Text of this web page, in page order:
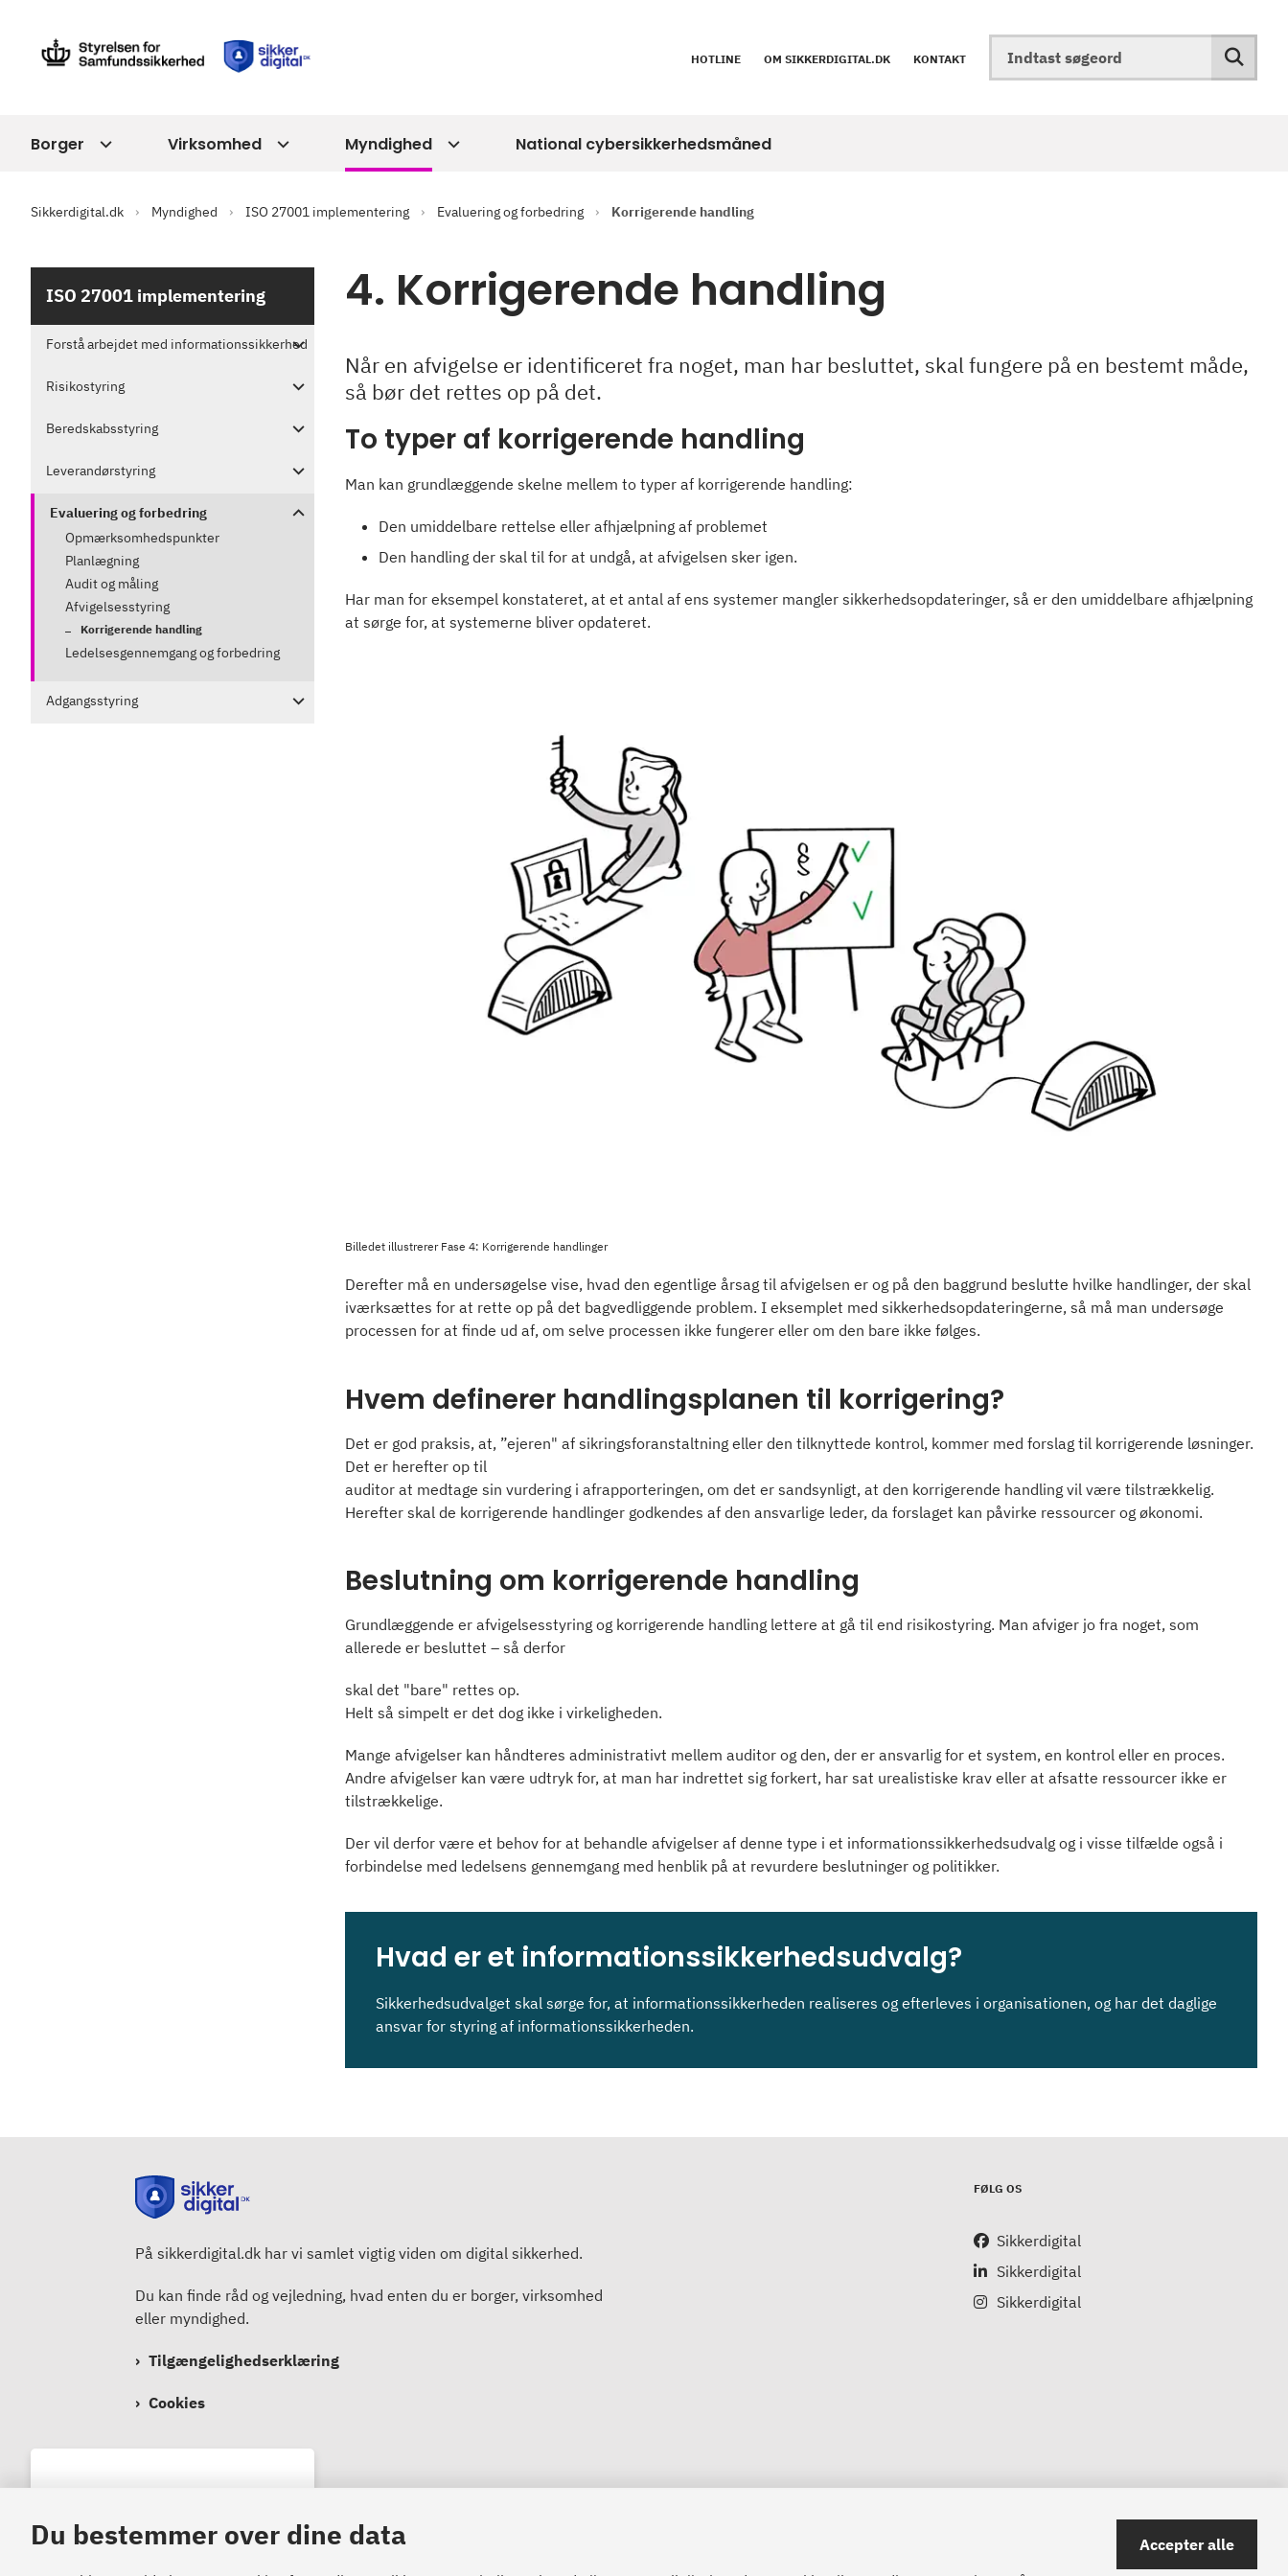
HOTLINE OM SIKKERDIGITAL.DK KONTAKT
Borger Virksomhed Myndighed National cybersikkerhedsmåned
Sikkerdigital.dk Myndighed ISO 27001 implementering Evaluering og forbedring Korrigerende handling
ISO 27001 implementering
Forstå arbejdet med informationssikkerhed
Risikostyring
Beredskabsstyring
Leverandørstyring
Evaluering og forbedring
Opmærksomhedspunkter
Planlægning
Audit og måling
Afvigelsesstyring
Korrigerende handling
Ledelsesgennemgang og forbedring
Adgangsstyring
4. Korrigerende handling
Når en afvigelse er identificeret fra noget, man har besluttet, skal fungere på en bestemt måde,
så bør det rettes op på det.
To typer af korrigerende handling
Man kan grundlæggende skelne mellem to typer af korrigerende handling:
Den umiddelbare rettelse eller afhjælpning af problemet
Den handling der skal til for at undgå, at afvigelsen sker igen.
Har man for eksempel konstateret, at et antal af ens systemer mangler sikkerhedsopdateringer, så er den umiddelbare afhjælpning
at sørge for, at systemerne bliver opdateret.
Billedet illustrerer Fase 4: Korrigerende handlinger
Derefter må en undersøgelse vise, hvad den egentlige årsag til afvigelsen er og på den baggrund beslutte hvilke handlinger, der skal
iværksættes for at rette op på det bagvedliggende problem. I eksemplet med sikkerhedsopdateringerne, så må man undersøge
processen for at finde ud af, om selve processen ikke fungerer eller om den bare ikke følges.
Hvem definerer handlingsplanen til korrigering?
Det er god praksis, at, ”ejeren" af sikringsforanstaltning eller den tilknyttede kontrol, kommer med forslag til korrigerende løsninger.
Det er herefter op til
auditor at medtage sin vurdering i afrapporteringen, om det er sandsynligt, at den korrigerende handling vil være tilstrækkelig.
Herefter skal de korrigerende handlinger godkendes af den ansvarlige leder, da forslaget kan påvirke ressourcer og økonomi.
Beslutning om korrigerende handling
Grundlæggende er afvigelsesstyring og korrigerende handling lettere at gå til end risikostyring. Man afviger jo fra noget, som
allerede er besluttet – så derfor
skal det "bare" rettes op.
Helt så simpelt er det dog ikke i virkeligheden.
Mange afvigelser kan håndteres administrativt mellem auditor og den, der er ansvarlig for et system, en kontrol eller en proces.
Andre afvigelser kan være udtryk for, at man har indrettet sig forkert, har sat urealistiske krav eller at afsatte ressourcer ikke er
tilstrækkelige.
Der vil derfor være et behov for at behandle afvigelser af denne type i et informationssikkerhedsudvalg og i visse tilfælde også i
forbindelse med ledelsens gennemgang med henblik på at revurdere beslutninger og politikker.
Hvad er et informationssikkerhedsudvalg?
Sikkerhedsudvalget skal sørge for, at informationssikkerheden realiseres og efterleves i organisationen, og har det daglige
ansvar for styring af informationssikkerheden.
På sikkerdigital.dk har vi samlet vigtig viden om digital sikkerhed.
Du kan finde råd og vejledning, hvad enten du er borger, virksomhed
eller myndighed.
Tilgængelighedserklæring
Cookies
FØLG OS
Sikkerdigital
Sikkerdigital
Sikkerdigital
Dette indhold kræver cookies
Du bestemmer over dine data Accepter alle